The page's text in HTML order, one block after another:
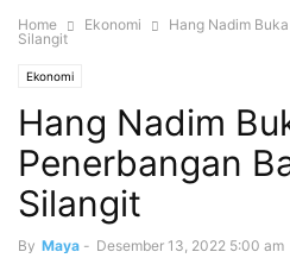
Home Ekonomi
Hang Nadim
Silangit
Ekonomi
Hang Nadim
Penerbangan
Silangit
By Maya - Desember 13, 2022 5:00 am